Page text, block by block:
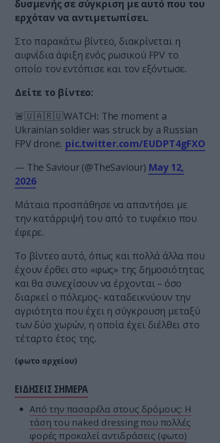
δυσμενής σε σύγκριση με αυτό που του
ερχόταν να αντιμετωπίσει.
Στο παρακάτω βίντεο, διακρίνεται η
αιφνίδια άφιξη ενός ρωσικού FPV το
οποίο τον εντόπισε και τον εξόντωσε.
Δείτε το βίντεο:
🚨🇺🇦🇷🇺WATCH: The moment a
Ukrainian soldier was struck by a Russian
FPV drone. pic.twitter.com/EUDPT4gFXO
— The Saviour (@TheSaviour) May 12,
2026
Μάταια προσπάθησε να απαντήσει με
την κατάρριψή του από το τυφέκιο που
έφερε.
Το βίντεο αυτό, όπως και πολλά άλλα που
έχουν έρθει στο «φως» της δημοσιότητας
και θα συνεχίσουν να έρχονται – όσο
διαρκεί ο πόλεμος- καταδεικνύουν την
αγριότητα που έχει η σύγκρουση μεταξύ
των δύο χωρών, η οποία έχει διέλθει στο
τέταρτο έτος της.
(φωτο αρχείου)
ΕΙΔΗΣΕΙΣ ΣΗΜΕΡΑ
Από την πασαρέλα στους δρόμους: Η
τάση του naked dressing που πολλές
φορές προκαλεί αντιδράσεις (φωτο)